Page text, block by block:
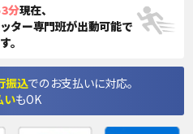
分現在、
ター専門班が出動可能で
す。
振込でのお支払いに対応。
いもOK